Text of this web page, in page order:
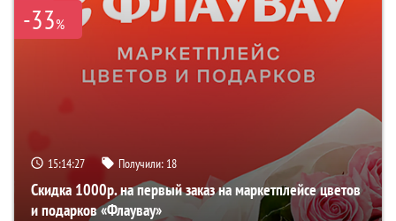
-33%
15:14:26 Получили: 18
Скидка 1000р. на первый заказ на маркетплейсе цветов
и подарков «Флаувау»